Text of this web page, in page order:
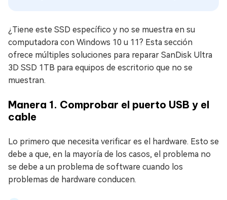
¿Tiene este SSD específico y no se muestra en su
computadora con Windows 10 u 11? Esta sección
ofrece múltiples soluciones para reparar SanDisk Ultra
3D SSD 1TB para equipos de escritorio que no se
muestran.
Manera 1. Comprobar el puerto USB y el
cable
Lo primero que necesita verificar es el hardware. Esto se
debe a que, en la mayoría de los casos, el problema no
se debe a un problema de software cuando los
problemas de hardware conducen.